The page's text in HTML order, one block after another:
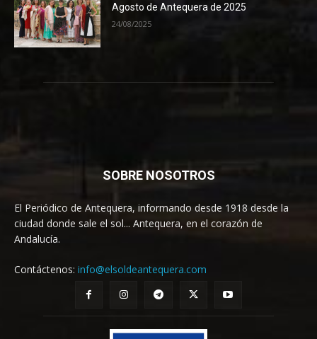
Agosto de Antequera de 2025
24/08/2025
SOBRE NOSOTROS
El Periódico de Antequera, informando desde 1918 desde la
ciudad donde sale el sol... Antequera, en el corazón de
Andalucía.
Contáctenos: info@elsoldeantequera.com